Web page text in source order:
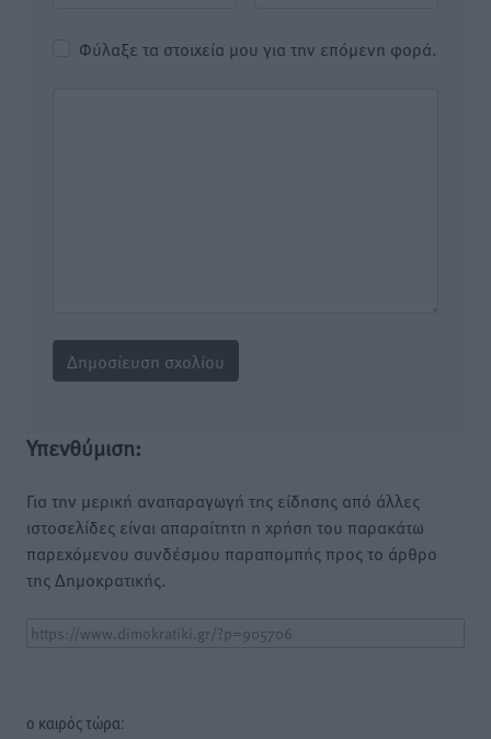
Φύλαξε τα στοιχεία μου για την επόμενη φορά.
Υπενθύμιση:
Για την μερική αναπαραγωγή της είδησης από άλλες
ιστοσελίδες είναι απαραίτητη η χρήση του παρακάτω
παρεχόμενου συνδέσμου παραπομπής προς το άρθρο
της Δημοκρατικής.
o καιρός τώρα: